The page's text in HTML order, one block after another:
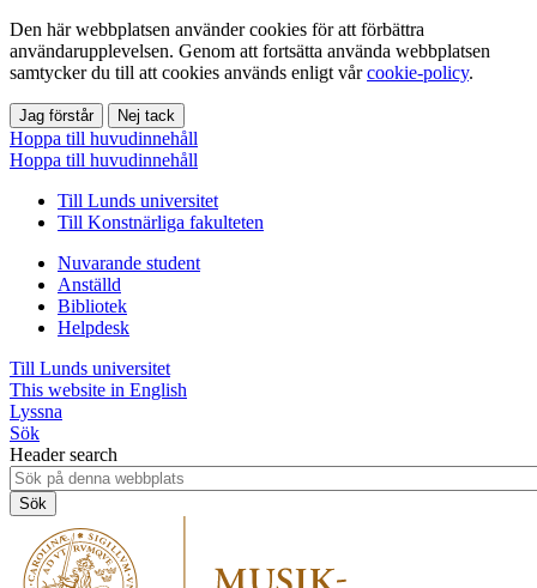
Den här webbplatsen använder cookies för att förbättra
användarupplevelsen. Genom att fortsätta använda webbplatsen
samtycker du till att cookies används enligt vårcookie-policy.
Jag förstår Nej tack
Hoppa till huvudinnehåll
Hoppa till huvudinnehåll
Till Lunds universitet
Till Konstnärliga fakulteten
Nuvarande student
Anställd
Bibliotek
Helpdesk
Till Lunds universitet
This website in English
Lyssna
Sök
Header search